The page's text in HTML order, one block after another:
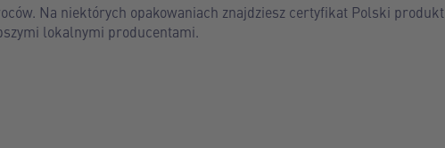
Na niektórych opakowaniach znajdziesz certyfikat Polski produkt,
lokalnymi producentami.